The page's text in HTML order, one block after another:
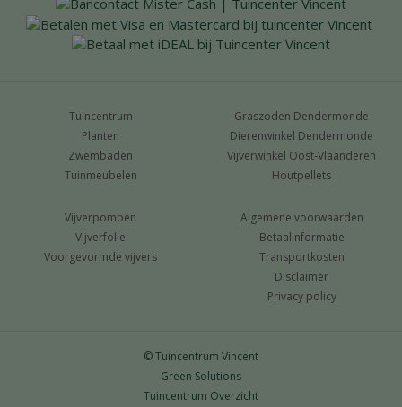
Tuincentrum
Planten
Zwembaden
Tuinmeubelen
Graszoden Dendermonde
Dierenwinkel Dendermonde
Vijverwinkel Oost-Vlaanderen
Houtpellets
Vijverpompen
Vijverfolie
Voorgevormde vijvers
Algemene voorwaarden
Betaalinformatie
Transportkosten
Disclaimer
Privacy policy
© Tuincentrum Vincent
Green Solutions
Tuincentrum Overzicht